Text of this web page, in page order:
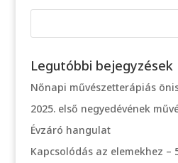
Legutóbbi bejegyzések
Nőnapi művészetterápiás
2025. első negyedévének
Évzáró hangulat
Kapcsolódás az elemekhez –